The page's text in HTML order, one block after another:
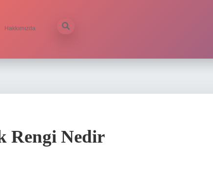
Hakkımızda
Rengi Nedir